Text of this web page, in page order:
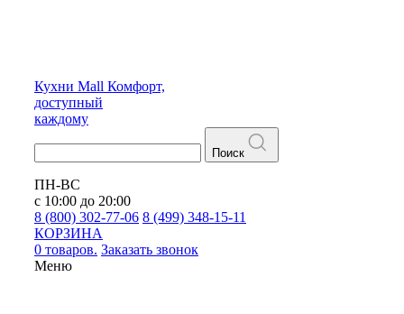
Кухни Mall Комфорт,
доступный
каждому
Поиск
ПН-ВС
с 10:00 до 20:00
8 (800) 302-77-06 8 (499) 348-15-11
КОРЗИНА
0 товаров. Заказать звонок
Меню